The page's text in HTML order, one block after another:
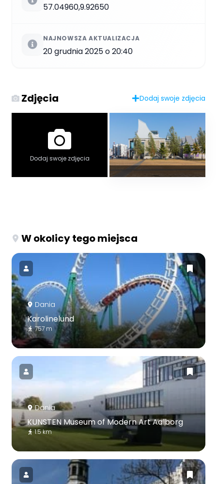
57.04960,9.92650
NAJNOWSZA AKTUALIZACJA
20 grudnia 2025 o 20:40
Zdjęcia Dodaj swoje zdjęcia
Dodaj swoje zdjęcia
W okolicy tego miejsca
Dania
Karolinelund
757 m
Dania
KUNSTEN Museum of Modern Art Aalborg
1.5 km